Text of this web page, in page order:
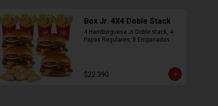
Box Jr. 4X4 Doble Stack
4 Hamburguesa Jr Doble stack, 4
Papas Regulares, 8 Empanadas
$22.390